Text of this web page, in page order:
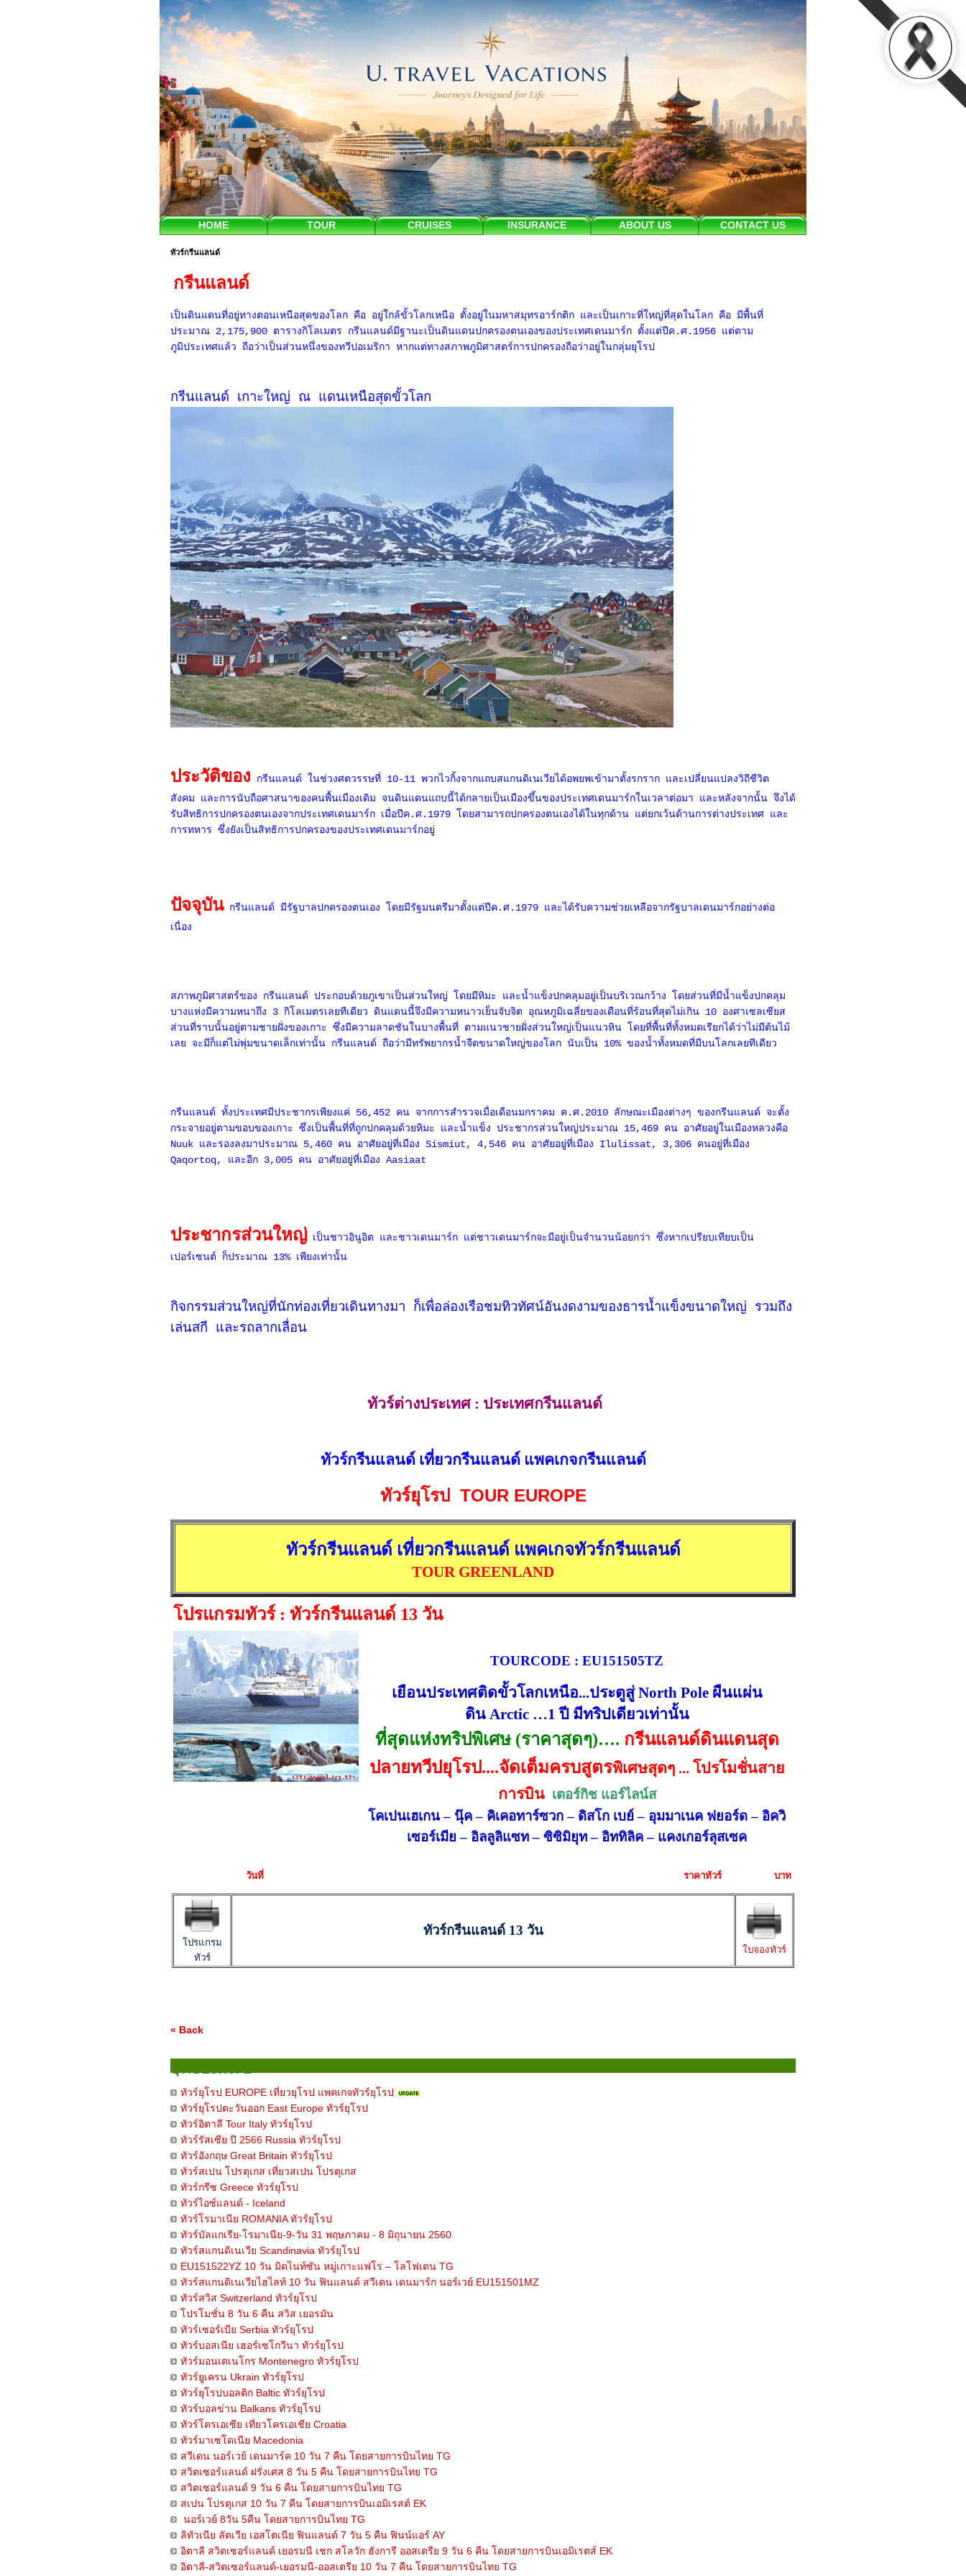
HOME TOUR CRUISES INSURANCE ABOUT US CONTACT US
ทัวร์กรีนแลนด์
กรีนแลนด์
เป็นดินแดนที่อยู่ทางตอนเหนือสุดของโลก คือ อยู่ใกล้ขั้วโลกเหนือ ตั้งอยู่ในมหาสมุทรอาร์กติก และเป็นเกาะที่ใหญ่ที่สุดในโลก คือ มีพื้นที่
ประมาณ 2,175,900 ตารางกิโลเมตร กรีนแลนด์มีฐานะเป็นดินแดนปกครองตนเองของประเทศเดนมาร์ก ตั้งแต่ปีค.ศ.1956 แต่ตาม
ภูมิประเทศแล้ว ถือว่าเป็นส่วนหนึ่งของทวีปอเมริกา หากแต่ทางสภาพภูมิศาสตร์การปกครองถือว่าอยู่ในกลุ่มยุโรป
กรีนแลนด์ เกาะใหญ่ ณ แดนเหนือสุดขั้วโลก
ประวัติของ กรีนแลนด์ ในช่วงศตวรรษที่ 10-11 พวกไวกิ้งจากแถบสแกนดิเนเวียได้อพยพเข้ามาตั้งรกราก และเปลี่ยนแปลงวิถีชีวิต
สังคม และการนับถือศาสนาของคนพื้นเมืองเดิม จนดินแดนแถบนี้ได้กลายเป็นเมืองขึ้นของประเทศเดนมาร์กในเวลาต่อมา และหลังจากนั้น จึงได้
รับสิทธิการปกครองตนเองจากประเทศเดนมาร์ก เมื่อปีค.ศ.1979 โดยสามารถปกครองตนเองได้ในทุกด้าน แต่ยกเว้นด้านการต่างประเทศ และ
การทหาร ซึ่งยังเป็นสิทธิการปกครองของประเทศเดนมาร์กอยู่
ปัจจุบันกรีนแลนด์ มีรัฐบาลปกครองตนเอง โดยมีรัฐมนตรีมาตั้งแต่ปีค.ศ.1979 และได้รับความช่วยเหลือจากรัฐบาลเดนมาร์กอย่างต่อ
เนื่อง
สภาพภูมิศาสตร์ของ กรีนแลนด์ ประกอบด้วยภูเขาเป็นส่วนใหญ่ โดยมีหิมะ และน้ำแข็งปกคลุมอยู่เป็นบริเวณกว้าง โดยส่วนที่มีน้ำแข็งปกคลุม
บางแห่งมีความหนาถึง 3 กิโลเมตรเลยทีเดียว ดินแดนนี้จึงมีความหนาวเย็นจับจิต อุณหภูมิเฉลี่ยของเดือนที่ร้อนที่สุดไม่เกิน 10 องศาเซลเซียส
ส่วนที่ราบนั้นอยู่ตามชายฝั่งของเกาะ ซึ่งมีความลาดชันในบางพื้นที่ ตามแนวชายฝั่งส่วนใหญ่เป็นแนวหิน โดยที่พื้นที่ทั้งหมดเรียกได้ว่าไม่มีต้นไม้
เลย จะมีก็แต่ไม่พุ่มขนาดเล็กเท่านั้น กรีนแลนด์ ถือว่ามีทรัพยากรน้ำจืดขนาดใหญ่ของโลก นับเป็น 10% ของน้ำทั้งหมดที่มีบนโลกเลยทีเดียว
กรีนแลนด์ ทั้งประเทศมีประชากรเพียงแค่ 56,452 คน จากการสำรวจเมื่อเดือนมกราคม ค.ศ.2010 ลักษณะเมืองต่างๆ ของกรีนแลนด์ จะตั้ง
กระจายอยู่ตามขอบของเกาะ ซึ่งเป็นพื้นที่ที่ถูกปกคลุมด้วยหิมะ และน้ำแข็ง ประชากรส่วนใหญ่ประมาณ 15,469 คน อาศัยอยู่ในเมืองหลวงคือ
Nuuk และรองลงมาประมาณ 5,460 คน อาศัยอยู่ที่เมือง Sismiut, 4,546 คน อาศัยอยู่ที่เมือง Ilulissat, 3,306 คนอยู่ที่เมือง
Qaqortoq, และอีก 3,005 คน อาศัยอยู่ที่เมือง Aasiaat
ประชากรส่วนใหญ่ เป็นชาวอินูอิต และชาวเดนมาร์ก แต่ชาวเดนมาร์กจะมีอยู่เป็นจำนวนน้อยกว่า ซึ่งหากเปรียบเทียบเป็น
เปอร์เซนต์ ก็ประมาณ 13% เพียงเท่านั้น
กิจกรรมส่วนใหญ่ที่นักท่องเที่ยวเดินทางมา ก็เพื่อล่องเรือชมทิวทัศน์อันงดงามของธารน้ำแข็งขนาดใหญ่ รวมถึง
เล่นสกี และรถลากเลื่อน
ทัวร์ต่างประเทศ : ประเทศกรีนแลนด์
ทัวร์กรีนแลนด์ เที่ยวกรีนแลนด์ แพคเกจกรีนแลนด์
ทัวร์ยุโรป TOUR EUROPE
ทัวร์กรีนแลนด์ เที่ยวกรีนแลนด์ แพคเกจทัวร์กรีนแลนด์
TOUR GREENLAND
โปรแกรมทัวร์ : ทัวร์กรีนแลนด์ 13 วัน
TOURCODE : EU151505TZ
เยือนประเทศติดขั้วโลกเหนือ...ประตูสู่North Pole ผืนแผ่น
ดิน Arctic …1ปี มีทริปเดียวเท่านั้น
ที่สุดแห่งทริปพิเศษ (ราคาสุดๆ)…. กรีนแลนด์ดินแดนสุด
ปลายทวีปยุโรป....จัดเต็มครบสูตรพิเศษสุดๆ ... โปรโมชั่นสาย
การบิน เตอร์กิช แอร์ไลน์ส
โคเปนเฮเกน – นุ๊ค – คิเคอทาร์ซวก – ดิสโก เบย์ – อุมมาเนค ฟยอร์ด – อิควิ
เซอร์เมีย – อิลลูลิแซท – ซิซิมิยุท – อิททิลิค – แคงเกอร์ลุสเซค
วันที่ ราคาทัวร์ บาท
โปรแกรม
ทัวร์
ทัวร์กรีนแลนด์ 13 วัน
ใบจองทัวร์
« Back
ทัวร์ยุโรป EUROPE เที่ยวยุโรป แพคเกจทัวร์ยุโรป
ทัวร์ยุโรปตะวันออก East Europe ทัวร์ยุโรป
ทัวร์อิตาลี Tour Italy ทัวร์ยุโรป
ทัวร์รัสเซีย ปี 2566 Russia ทัวร์ยุโรป
ทัวร์อังกฤษ Great Britain ทัวร์ยุโรป
ทัวร์สเปน โปรตุเกส เที่ยวสเปน โปรตุเกส
ทัวร์กรีซ Greece ทัวร์ยุโรป
ทัวร์ไอซ์แลนด์ - Iceland
ทัวร์โรมาเนีย ROMANIA ทัวร์ยุโรป
ทัวร์บัลแกเรีย-โรมาเนีย-9-วัน 31 พฤษภาคม - 8 มิถุนายน 2560
ทัวร์สแกนดิเนเวีย Scandinavia ทัวร์ยุโรป
EU151522YZ 10 วัน มิดไนท์ซัน หมู่เกาะแฟโร – โลโฟเตน TG
ทัวร์สแกนดิเนเวียไฮไลท์ 10 วัน ฟินแลนด์ สวีเดน เดนมาร์ก นอร์เวย์ EU151501MZ
ทัวร์สวิส Switzerland ทัวร์ยุโรป
โปรโมชั่น 8 วัน 6 คืน สวิส เยอรมัน
ทัวร์เซอร์เบีย Serbia ทัวร์ยุโรป
ทัวร์บอสเนีย เฮอร์เซโกวีนา ทัวร์ยุโรป
ทัวร์มอนเตเนโกร Montenegro ทัวร์ยุโรป
ทัวร์ยูเครน Ukrain ทัวร์ยุโรป
ทัวร์ยุโรปบอลติก Baltic ทัวร์ยุโรป
ทัวร์บอลข่าน Balkans ทัวร์ยุโรป
ทัวร์โครเอเซีย เที่ยวโครเอเชีย Croatia
ทัวร์มาเซโดเนีย Macedonia
สวีเดน นอร์เวย์ เดนมาร์ค 10 วัน 7 คืน โดยสายการบินไทย TG
สวิตเซอร์แลนด์ ฝรั่งเศส 8 วัน 5 คืน โดยสายการบินไทย TG
สวิตเซอร์แลนด์ 9 วัน 6 คืน โดยสายการบินไทย TG
สเปน โปรตุเกส 10 วัน 7 คืน โดยสายการบินเอมิเรสต์ EK
นอร์เวย์ 8วัน 5คืน โดยสายการบินไทย TG
ลิทัวเนีย ลัตเวีย เอสโตเนีย ฟินแลนด์ 7 วัน 5 คืน ฟินน์แอร์ AY
อิตาลี สวิตเซอร์แลนด์ เยอรมนี เชก สโลวัก ฮังการี ออสเตรีย 9 วัน 6 คืน โดยสายการบินเอมิเรตส์ EK
อิตาลี-สวิตเซอร์แลนด์-เยอรมนี-ออสเตรีย 10 วัน 7 คืน โดยสายการบินไทย TG